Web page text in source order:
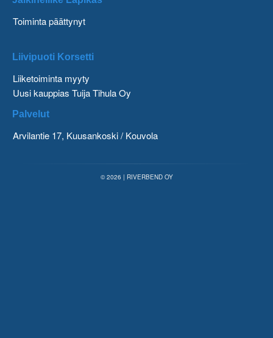
Toiminta päättynyt
Liivipuoti Korsetti
Liiketoiminta myyty
Uusi kauppias Tuija Tihula Oy
Palvelut
Arvilantie 17, Kuusankoski / Kouvola
© 2026 | RIVERBEND OY